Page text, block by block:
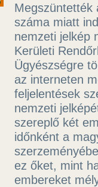
Megszüntették
száma miatt
nemzeti jelkép
Kerületi
Ügyészségre
az interneten
feljelentések
nemzeti
szereplő két
időnként a
ez őket, mint
embereket